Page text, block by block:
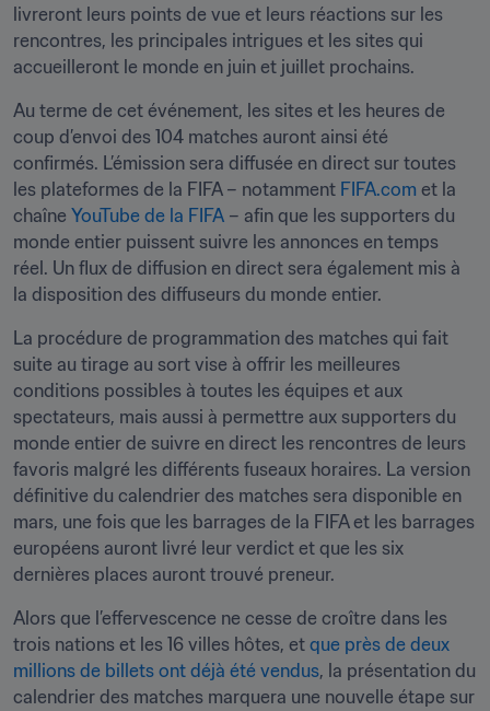
livreront leurs points de vue et leurs réactions sur les
rencontres, les principales intrigues et les sites qui
accueilleront le monde en juin et juillet prochains.
Au terme de cet événement, les sites et les heures de
coup d’envoi des 104 matches auront ainsi été
confirmés. L’émission sera diffusée en direct sur toutes
les plateformes de la FIFA – notamment FIFA.com et la
chaîne YouTube de la FIFA – afin que les supporters du
monde entier puissent suivre les annonces en temps
réel. Un flux de diffusion en direct sera également mis à
la disposition des diffuseurs du monde entier.
La procédure de programmation des matches qui fait
suite au tirage au sort vise à offrir les meilleures
conditions possibles à toutes les équipes et aux
spectateurs, mais aussi à permettre aux supporters du
monde entier de suivre en direct les rencontres de leurs
favoris malgré les différents fuseaux horaires. La version
définitive du calendrier des matches sera disponible en
mars, une fois que les barrages de la FIFA et les barrages
européens auront livré leur verdict et que les six
dernières places auront trouvé preneur.
Alors que l’effervescence ne cesse de croître dans les
trois nations et les 16 villes hôtes, et que près de deux
millions de billets ont déjà été vendus, la présentation du
calendrier des matches marquera une nouvelle étape sur